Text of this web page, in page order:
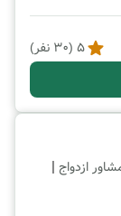
5
(
30 نفر)
ازدواج |